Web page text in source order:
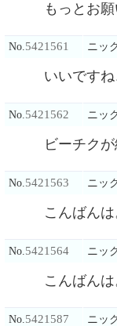
もっとお願
No.5421561 ニッ
いいです
No.5421562 ニッ
ビーチクが
No.5421563 ニッ
こんばん
No.5421564 ニッ
こんばん
No.5421587 ニッ